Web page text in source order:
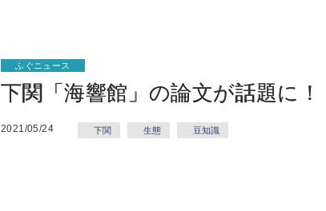
ふぐニュース
下関「海響館」の論文が話題に
2021/05/24 下関 生態 豆知識